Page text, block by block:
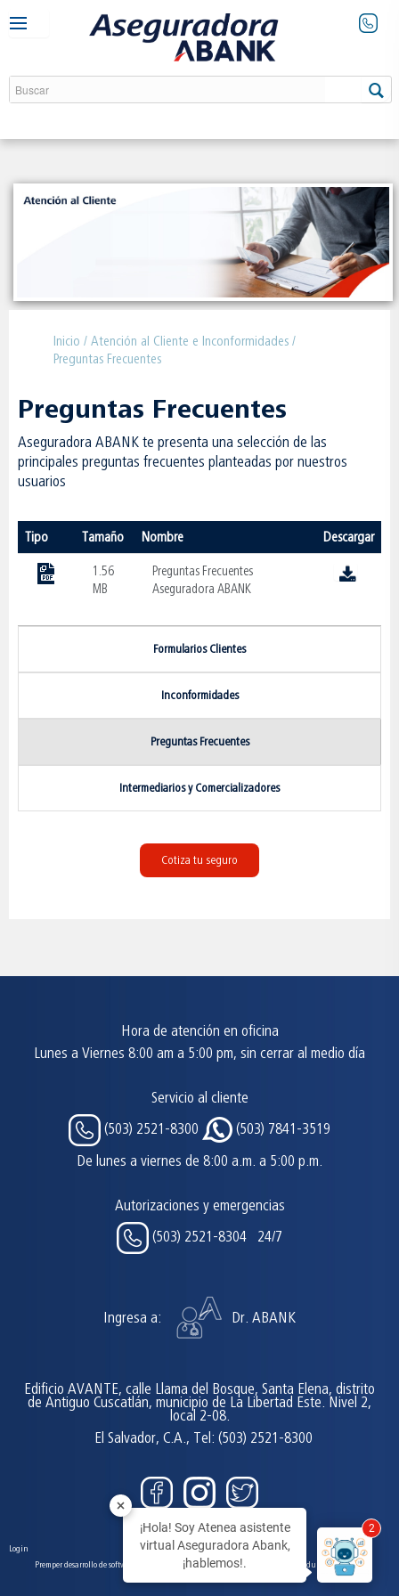
Inicio / Atención al Cliente e Inconformidades /
Preguntas Frecuentes
Preguntas Frecuentes
Aseguradora ABANK te presenta una selección de las
principales preguntas frecuentes planteadas por nuestros
usuarios
Tipo Tamaño Nombre Descargar
1.56
MB
Preguntas Frecuentes
Aseguradora ABANK
Formularios Clientes
Inconformidades
Preguntas Frecuentes
Intermediarios y Comercializadores
Cotiza tu seguro
Hora de atención en oficina
Lunes a Viernes 8:00 am a 5:00 pm, sin cerrar al medio día
Servicio al cliente
(503) 2521-8300
(503) 7841-3519
De lunes a viernes de 8:00 a.m. a 5:00 p.m.
Autorizaciones y emergencias
(503) 2521-8304 24/7
Ingresa a: Dr. ABANK
Edificio AVANTE, calle Llama del Bosque, Santa Elena, distrito
de Antiguo Cuscatlán, municipio de La Libertad Este. Nivel 2,
local 2-08.
El Salvador, C.A., Tel: (503) 2521-8300
Login
Premper desarrollo de software, tiendas en línea y páginas web. El Salvador, Honduras y Uruguay
¡Hola! Soy Atenea asistente
virtual Aseguradora Abank,
¡hablemos!.
2